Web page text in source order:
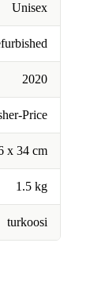
Unisex
2020
Price
x 34 cm
1.5 kg
turkoosi